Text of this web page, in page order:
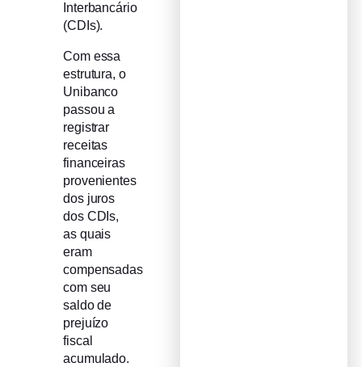
Interbancário
(CDIs).
Com essa
estrutura, o
Unibanco
passou a
registrar
receitas
financeiras
provenientes
dos juros
dos CDIs,
as quais
eram
compensadas
com seu
saldo de
prejuízo
fiscal
acumulado.